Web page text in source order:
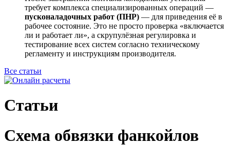
требует комплекса специализированных операций —
пусконаладочных работ (ПНР) — для приведения её в
рабочее состояние. Это не просто проверка «включается
ли и работает ли», а скрупулёзная регулировка и
тестирование всех систем согласно техническому
регламенту и инструкциям производителя.
Все статьи
Статьи
Схема обвязки фанкойлов